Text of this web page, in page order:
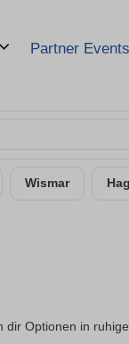
Partner Events
Wismar
Optionen in